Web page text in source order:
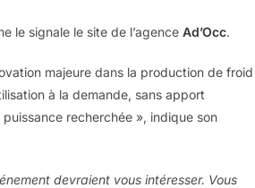
le signale le site de l’agence Ad’Occ.
majeure dans la production de froid
à la demande, sans apport
recherchée », indique son
devraient vous intéresser. Vous